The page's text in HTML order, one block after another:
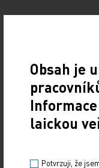
Obsah je
laickou
Potvrzuji, že